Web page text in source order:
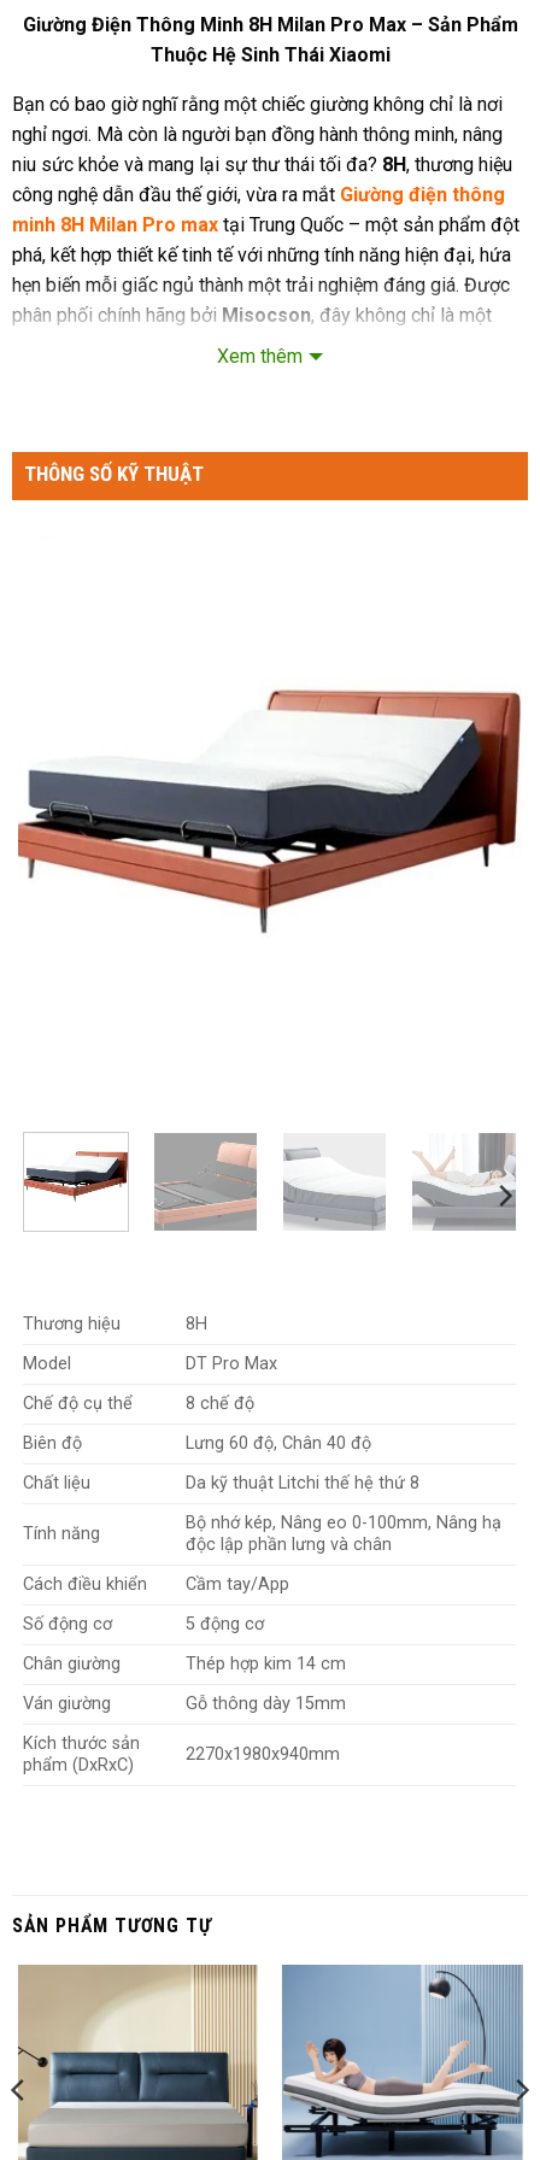
Giường Điện Thông Minh 8H Milan Pro Max – Sản Phẩm
Thuộc Hệ Sinh Thái Xiaomi
Bạn có bao giờ nghĩ rằng một chiếc giường không chỉ là nơi
nghỉ ngơi. Mà còn là người bạn đồng hành thông minh, nâng
niu sức khỏe và mang lại sự thư thái tối đa? 8H, thương hiệu
công nghệ dẫn đầu thế giới, vừa ra mắt Giường điện thông
minh 8H Milan Pro maxtại Trung Quốc – một sản phẩm đột
phá, kết hợp thiết kế tinh tế với những tính năng hiện đại, hứa
hẹn biến mỗi giấc ngủ thành một trải nghiệm đáng giá. Được
phân phối chính hãng bởi Misocson, đây không chỉ là một
chiếc giường – mà là biểu tượng của sự tiện nghi, sang trọng
của bạn!
Misocson – Bộ Đôi Hoàn Hảo Cho Giấc Ngủ Đỉnh Cao
8Htừ lâu đã nổi tiếng với những sản phẩm thông minh, cải
tiến không ngừng để nâng cao chất lượng cuộc sống. Với
Giường điện thông minh 8H Milan Pro max
khẳng định vị thế tiên phong bằng việc tích hợp công nghệ
đến cho bạn sản phẩm chất lượng cao từ 8H, đi kèm dịch vụ
tận tâm và uy tín. Khi chọn 8H Milan Pro Max qua Misocson,
bạn không chỉ sở hữu một chiếc giường thông minh. Mà còn
nhận được sự đảm bảo về nguồn gốc chính hãng, hỗ trợ tối ưu
Phần đầu nâng tới 60 độ, phần chân tới 40 độ. Đặc biệt
giường có thể nâng khu vực eo lên tới 10cm. Giúp giảm áp lực
lên vùng eo, mang lại cảm giác thư giãn, giảm bớt mệt mỏi,
căng thẳng sau một ngày dài làm việc.
Xem thêm
THÔNG SỐ KỸ THUẬT
Thương hiệu
8H
Model
DT Pro Max
Chế độ cụ thể
8 chế độ
Biên độ
Lưng 60 độ, Chân 40 độ
Chất liệu
Da kỹ thuật Litchi thế hệ thứ 8
Tính năng
Bộ nhớ kép, Nâng eo 0-100mm, Nâng hạ
độc lập phần lưng và chân
Cách điều khiển
Cầm tay/App
Số động cơ
5 động cơ
Chân giường
Thép hợp kim 14 cm
Ván giường
Gỗ thông dày 15mm
Kích thước sản
phẩm (DxRxC)
2270x1980x940mm
SẢN PHẨM TƯƠNG TỰ